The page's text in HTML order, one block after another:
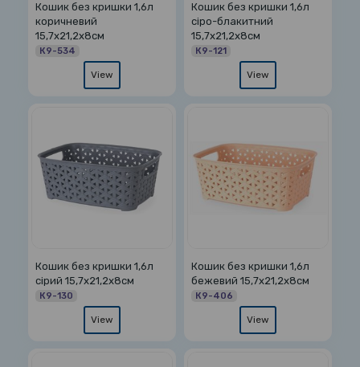
Кошик без кришки 1,6л
коричневий
15,7х21,2х8см
К9-534
View
Кошик без кришки 1,6л
сіро-блакитний
15,7х21,2х8см
К9-121
View
Кошик без кришки 1,6л
сірий 15,7х21,2х8см
К9-130
View
Кошик без кришки 1,6л
бежевий 15,7х21,2х8см
К9-406
View